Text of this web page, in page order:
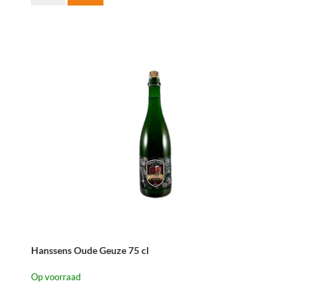
Hanssens Oude Geuze 75 cl
Op voorraad